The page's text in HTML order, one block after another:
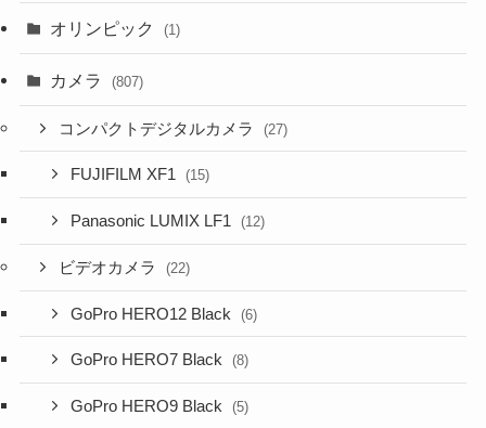
オリンピック (1)
カメラ (807)
コンパクトデジタルカメラ (27)
FUJIFILM XF1 (15)
Panasonic LUMIX LF1 (12)
ビデオカメラ (22)
GoPro HERO12 Black (6)
GoPro HERO7 Black (8)
GoPro HERO9 Black (5)